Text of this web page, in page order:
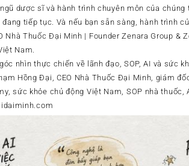
dược sĩ và hành trình chuyên môn của
tiếp tục. Và nếu bạn sẵn sàng, hành trình
Nhà Thuốc Đại Minh | Founder Zenara Group &
Nam.
nhìn thực chiến về lãnh đạo, SOP, AI và sức
Hồng Đại, CEO Nhà Thuốc Đại Minh, giám
sức khỏe chủ động Việt Nam, SOP nhà